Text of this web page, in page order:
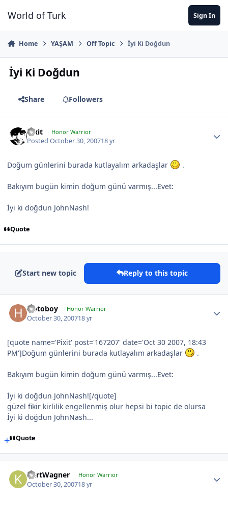
World of Turk Sign In
Home YAŞAM Off Topic İyi Ki Doğdun
İyi Ki Doğdun
Share Followers
Pixit Honor Warrior
PostedOctober 30, 200718 yr
Doğum günlerini burada kutlayalım arkadaşlar .
Bakıyım bugün kimin doğum günü varmış...Evet:
İyi ki doğdun JohnNash!
Quote
Start new topic Reply to this topic
Hotoboy Honor Warrior
October 30, 200718 yr
[quote name='Pixit' post='167207' date='Oct 30 2007, 18:43
PM']Doğum günlerini burada kutlayalım arkadaşlar
.
Bakıyım bugün kimin doğum günü varmış...Evet:
İyi ki doğdun JohnNash![/quote]
güzel fikir kirlilik engellenmiş olur hepsi bi topic de olursa
İyi ki doğdun JohnNash...
Quote
KurtWagner Honor Warrior
October 30, 200718 yr